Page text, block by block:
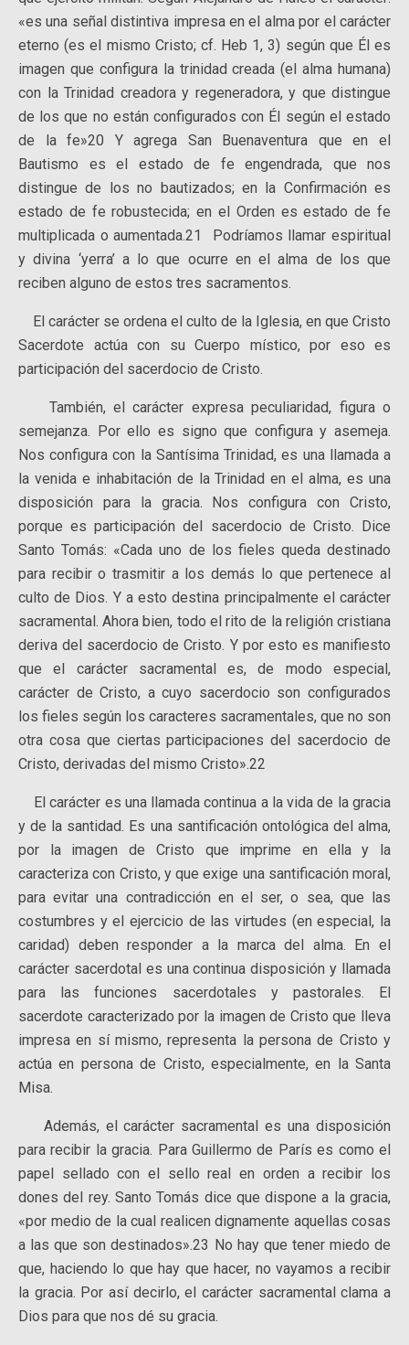
«es una señal distintiva impresa en el alma por el carácter
eterno (es el mismo Cristo; cf. Heb 1, 3) según que Él es
imagen que configura la trinidad creada (el alma humana)
con la Trinidad creadora y regeneradora, y que distingue
de los que no están configurados con Él según el estado
de la fe»20 Y agrega San Buenaventura que en el
Bautismo es el estado de fe engendrada, que nos
distingue de los no bautizados; en la Confirmación es
estado de fe robustecida; en el Orden es estado de fe
multiplicada o aumentada.21 Podríamos llamar espiritual
y divina ‘yerra’ a lo que ocurre en el alma de los que
reciben alguno de estos tres sacramentos.
El carácter se ordena el culto de la Iglesia, en que Cristo
Sacerdote actúa con su Cuerpo místico, por eso es
participación del sacerdocio de Cristo.
También, el carácter expresa peculiaridad, figura o
semejanza. Por ello es signo que configura y asemeja.
Nos configura con la Santísima Trinidad, es una llamada a
la venida e inhabitación de la Trinidad en el alma, es una
disposición para la gracia. Nos configura con Cristo,
porque es participación del sacerdocio de Cristo. Dice
Santo Tomás: «Cada uno de los fieles queda destinado
para recibir o trasmitir a los demás lo que pertenece al
culto de Dios. Y a esto destina principalmente el carácter
sacramental. Ahora bien, todo el rito de la religión cristiana
deriva del sacerdocio de Cristo. Y por esto es manifiesto
que el carácter sacramental es, de modo especial,
carácter de Cristo, a cuyo sacerdocio son configurados
los fieles según los caracteres sacramentales, que no son
otra cosa que ciertas participaciones del sacerdocio de
Cristo, derivadas del mismo Cristo».22
El carácter es una llamada continua a la vida de la gracia
y de la santidad. Es una santificación ontológica del alma,
por la imagen de Cristo que imprime en ella y la
caracteriza con Cristo, y que exige una santificación moral,
para evitar una contradicción en el ser, o sea, que las
costumbres y el ejercicio de las virtudes (en especial, la
caridad) deben responder a la marca del alma. En el
carácter sacerdotal es una continua disposición y llamada
para las funciones sacerdotales y pastorales. El
sacerdote caracterizado por la imagen de Cristo que lleva
impresa en sí mismo, representa la persona de Cristo y
actúa en persona de Cristo, especialmente, en la Santa
Misa.
Además, el carácter sacramental es una disposición
para recibir la gracia. Para Guillermo de París es como el
papel sellado con el sello real en orden a recibir los
dones del rey. Santo Tomás dice que dispone a la gracia,
«por medio de la cual realicen dignamente aquellas cosas
a las que son destinados».23 No hay que tener miedo de
que, haciendo lo que hay que hacer, no vayamos a recibir
la gracia. Por así decirlo, el carácter sacramental clama a
Dios para que nos dé su gracia.